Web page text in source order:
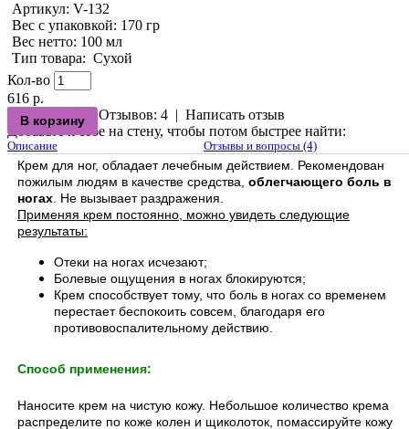
Артикул: V-132
Вес с упаковкой: 170 гр
Вес нетто: 100 мл
Тип товара: Сухой
Кол-во
616 р.
Отзывов: 4 | Написать отзыв
Добавьте к себе на стену, чтобы потом быстрее найти:
Описание Отзывы и вопросы (4)
Крем для ног, обладает лечебным действием. Рекомендован
пожилым людям в качестве средства, облегчающего боль в
ногах . Не вызывает раздражения.
Применяя крем постоянно, можно увидеть следующие
результаты:
Отеки на ногах исчезают;
Болевые ощущения в ногах блокируются;
Крем способствует тому, что боль в ногах со временем
перестает беспокоить совсем, благодаря его
противовоспалительному действию.
Способ применения:
Наносите крем на чистую кожу. Небольшое количество крема
распределите по коже колен и щиколоток, помассируйте кожу